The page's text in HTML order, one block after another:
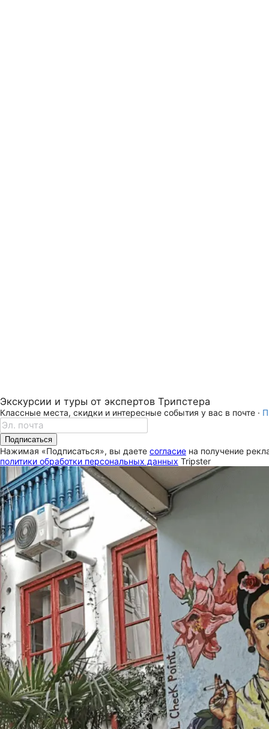
Экскурсии и туры от экспертов Трипстера
Классные места, скидки и интересные события у вас в почте ·
Подписаться
Нажимая «Подписаться», вы даете согласие на получение
политики обработки персональных данных Tripster